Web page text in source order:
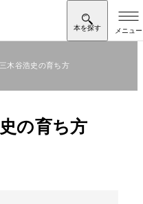
木谷浩史の育ち方
の育ち方